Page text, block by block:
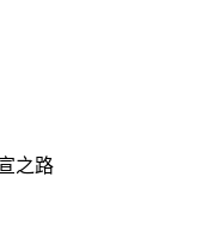
之路